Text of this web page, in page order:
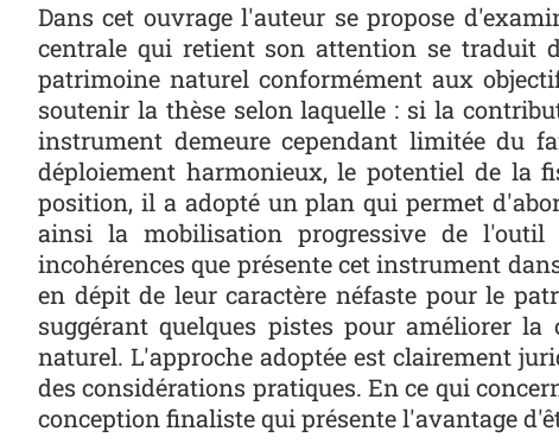
Dans cet ouvrage l'auteur se propose
centrale qui retient son attention se traduit
patrimoine naturel conformément aux
soutenir la thèse selon laquelle : si la
instrument demeure cependant limitée du
déploiement harmonieux, le potentiel de la
position, il a adopté un plan qui permet
ainsi la mobilisation progressive de
incohérences que présente cet instrument
en dépit de leur caractère néfaste pour le
suggérant quelques pistes pour améliorer
naturel. L'approche adoptée est clairement
des considérations pratiques. En ce qui
conception finaliste qui présente l'avantage